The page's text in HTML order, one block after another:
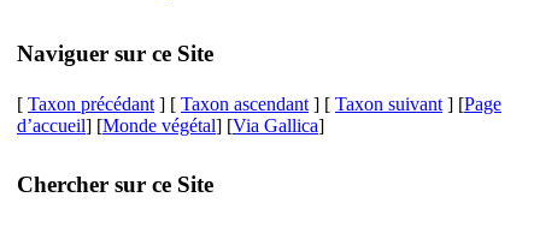
Naviguer sur ce Site
[ Taxon précédant ] [ Taxon ascendant ] [ Taxon suivant ] [Page
d’accueil] [Monde végétal] [Via Gallica]
Chercher sur ce Site